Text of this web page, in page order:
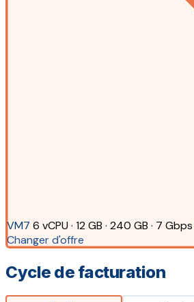
VM7 6 vCPU · 12 GB · 240 GB · 7 Gbps
Changer d'offre
Cycle de facturation